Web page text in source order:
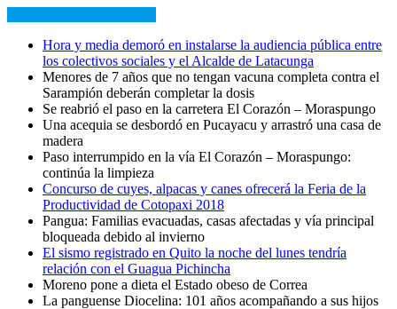
Hora y media demoró en instalarse la audiencia pública entre
los colectivos sociales y el Alcalde de Latacunga
Menores de 7 años que no tengan vacuna completa contra el
Sarampión deberán completar la dosis
Se reabrió el paso en la carretera El Corazón – Moraspungo
Una acequia se desbordó en Pucayacu y arrastró una casa de
madera
Paso interrumpido en la vía El Corazón – Moraspungo:
continúa la limpieza
Concurso de cuyes, alpacas y canes ofrecerá la Feria de la
Productividad de Cotopaxi 2018
Pangua: Familias evacuadas, casas afectadas y vía principal
bloqueada debido al invierno
El sismo registrado en Quito la noche del lunes tendría
relación con el Guagua Pichincha
Moreno pone a dieta el Estado obeso de Correa
La panguense Diocelina: 101 años acompañando a sus hijos